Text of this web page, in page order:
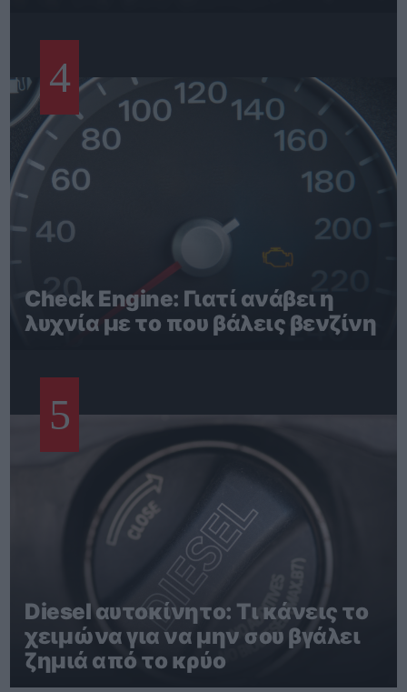
4
Check Engine: Γιατί ανάβει η
λυχνία με το που βάλεις βενζίνη
5
Diesel αυτοκίνητο: Τι κάνεις το
χειμώνα για να μην σου βγάλει
ζημιά από το κρύο